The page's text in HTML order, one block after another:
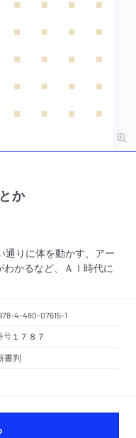
か
通りに体を動かす、アー
かるなど、ＡＩ時代に
4-480-07615-1
号 １７８７
書判